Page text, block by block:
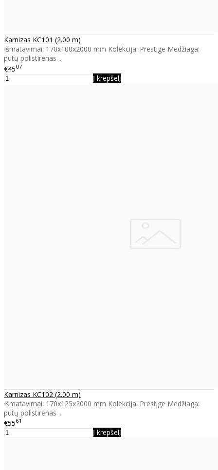
Karnizas KC101 (2.00 m)
Išmatavimai: 170x100x2000 mm Kolekcija: Prestige Medžiaga:
putų polistirenas ..
€4507
Į krepšelį
Karnizas KC102 (2.00 m)
Išmatavimai: 170x125x2000 mm Kolekcija: Prestige Medžiaga:
putų polistirenas ..
€5561
Į krepšelį